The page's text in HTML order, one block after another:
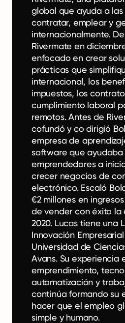
global que ayuda a las
contratar, emplear y
internacionalmente.
Rivermate en
enfocado en crear
prácticas que
internacional, los
impuestos, los
cumplimiento laboral
remotos. Antes de
cofundó y co dirigió
empresa de
software que ayudaba
emprendedores a
crecer negocios de
electrónico. Escaló
€2 millones en
de vender con éxito la
2020. Lucas tiene una
Innovación
Universidad de
Avans. Su experiencia
emprendimiento,
automatización y
continúa formando su
hacer que el empleo
simple y humano.